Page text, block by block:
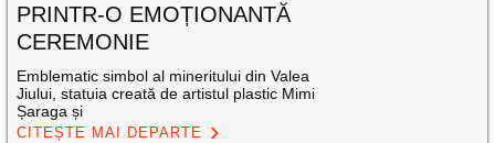
PRINTR-O EMOȚIONANTĂ
CEREMONIE
Emblematic simbol al mineritului din Valea
Jiului, statuia creată de artistul plastic Mimi
Șaraga și
CITEȘTE MAI DEPARTE